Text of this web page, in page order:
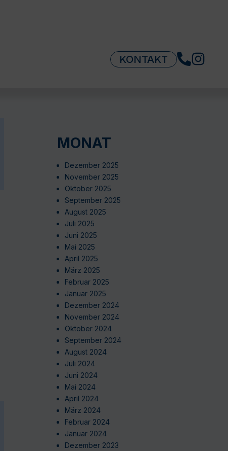
KONTAKT
MONAT
Dezember 2025
November 2025
Oktober 2025
September 2025
August 2025
Juli 2025
Juni 2025
Mai 2025
April 2025
März 2025
Februar 2025
Januar 2025
Dezember 2024
November 2024
Oktober 2024
September 2024
August 2024
Juli 2024
Juni 2024
Mai 2024
April 2024
März 2024
Februar 2024
Januar 2024
Dezember 2023